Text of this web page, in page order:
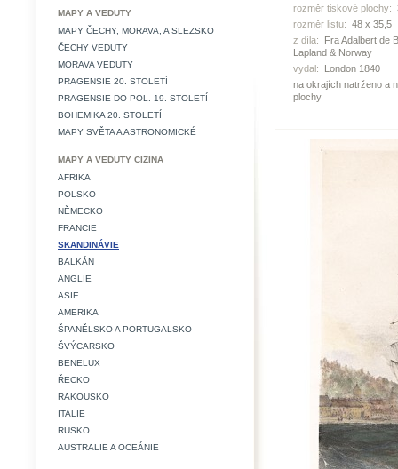
MAPY A VEDUTY
MAPY ČECHY, MORAVA, A SLEZSKO
ČECHY VEDUTY
MORAVA VEDUTY
PRAGENSIE 20. STOLETÍ
PRAGENSIE DO POL. 19. STOLETÍ
BOHEMIKA 20. STOLETÍ
MAPY SVĚTA A ASTRONOMICKÉ
MAPY A VEDUTY CIZINA
AFRIKA
POLSKO
NĚMECKO
FRANCIE
SKANDINÁVIE
BALKÁN
ANGLIE
ASIE
AMERIKA
ŠPANĚLSKO A PORTUGALSKO
ŠVÝCARSKO
BENELUX
ŘECKO
RAKOUSKO
ITALIE
RUSKO
AUSTRALIE A OCEÁNIE
rozměr tiskové plochy:
rozměr listu: 48 x 35,5
z díla:
Fra Adalbert de
Lapland & Norway
vydal:
London 1840
na okrajích natrženo a
plochy